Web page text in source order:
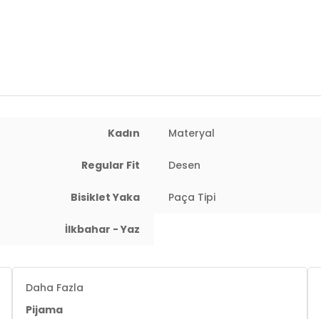
Kadın Materyal
Regular Fit Desen
Bisiklet Yaka Paça Tipi
İlkbahar - Yaz
Daha Fazla
Pijama